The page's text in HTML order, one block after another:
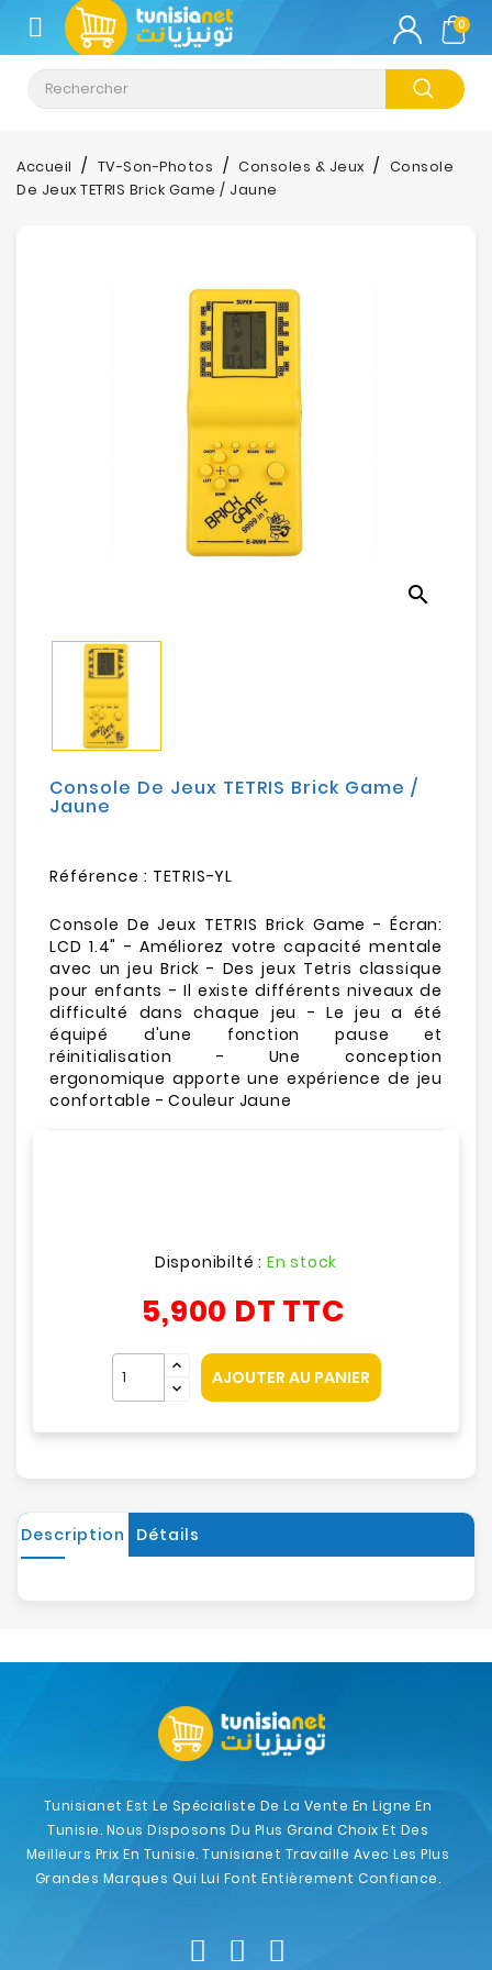
CATÉGORIE
Climatisation
Informatique
Sécurité
Mobilités
0
Accueil TV-Son-Photos Consoles & Jeux
Console
De Jeux TETRIS Brick Game / Jaune
search
Console De Jeux TETRIS Brick Game /
Jaune
Référence : TETRIS-YL
Console De Jeux TETRIS Brick Game - Écran:
LCD 1.4" - Améliorez votre capacité mentale
avec un jeu Brick - Des jeux Tetris classique
pour enfants - Il existe différents niveaux de
difficulté dans chaque jeu - Le jeu a été
équipé d'une fonction pause et
réinitialisation - Une conception
ergonomique apporte une expérience de jeu
confortable - Couleur Jaune
Disponibilté : En stock
5,900 DT TTC
AJOUTER AU PANIER
Description Détails
Tunisianet Est Le Spécialiste De La Vente En Ligne En
Tunisie. Nous Disposons Du Plus Grand Choix Et Des
Meilleurs Prix En Tunisie. Tunisianet Travaille Avec Les Plus
Grandes Marques Qui Lui Font Entièrement Confiance.